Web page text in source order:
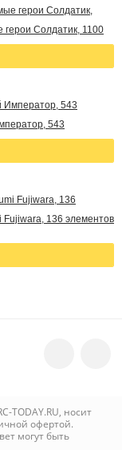
герои Солдатик, 1100
543
Fujiwara, 136 элементов
TODAY.RU, носит
офертой.
могут быть